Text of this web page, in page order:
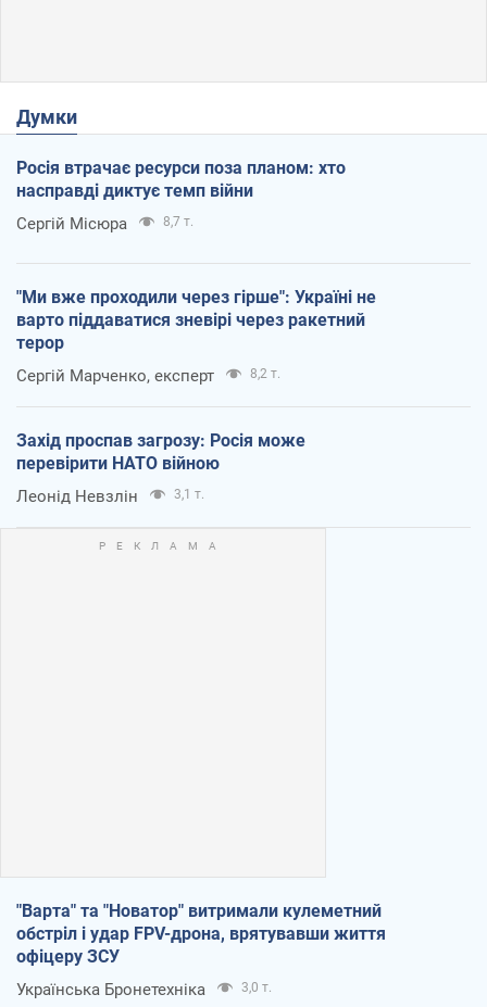
Думки
Росія втрачає ресурси поза планом: хто
насправді диктує темп війни
Сергій Місюра 8,7 т.
"Ми вже проходили через гірше": Україні не
варто піддаватися зневірі через ракетний
терор
Сергій Марченко, експерт 8,2 т.
Захід проспав загрозу: Росія може
перевірити НАТО війною
Леонід Невзлін 3,1 т.
"Варта" та "Новатор" витримали кулеметний
обстріл і удар FPV-дрона, врятувавши життя
офіцеру ЗСУ
Українська Бронетехніка 3,0 т.